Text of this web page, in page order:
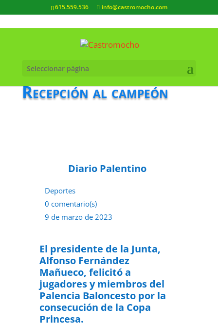
615.559.536 info@castromocho.com
Seleccionar página
Recepción al campeón
Diario Palentino
Deportes
0 comentario(s)
9 de marzo de 2023
El presidente de la Junta,
Alfonso Fernández
Mañueco, felicitó a
jugadores y miembros del
Palencia Baloncesto por la
consecución de la Copa
Princesa.